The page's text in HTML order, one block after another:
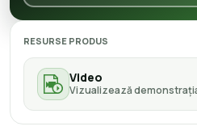
RESURSE PRODUS
Video
Vizualizează